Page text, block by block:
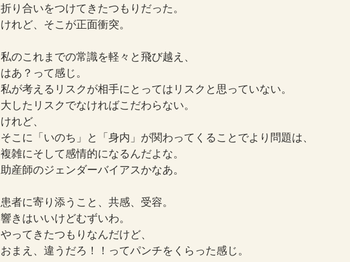
折り合いをつけてきたつもりだった。
けれど、そこが正面衝突。
私のこれまでの常識を軽々と飛び越え、
はあ？って感じ。
私が考えるリスクが相手にとってはリスクと思っていない。
大したリスクでなければこだわらない。
けれど、
そこに「いのち」と「身内」が関わってくることでより問題は、
複雑にそして感情的になるんだよな。
助産師のジェンダーバイアスかなあ。
患者に寄り添うこと、共感、受容。
響きはいいけどむずいわ。
やってきたつもりなんだけど、
おまえ、違うだろ！！ってパンチをくらった感じ。